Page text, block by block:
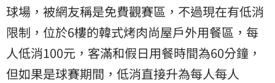
球場，被網友稱是免費觀賽區，不過現在有低消
限制，位於6樓的韓式烤肉尚屋戶外用餐區，每
人低消100元，客滿和假日用餐時間為60分鐘，
但如果是球賽期間，低消直接升為每人每人